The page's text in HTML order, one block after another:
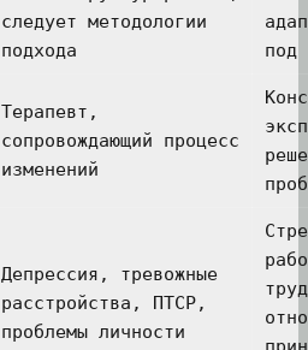
следует методологии
подхода
под
Терапевт,
сопровождающий процесс
изменений
Депрессия, тревожные
расстройства, ПТСР,
проблемы личности